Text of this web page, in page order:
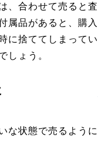
、合わせて売ると
属品があると、購
に捨ててしまって
しょう。
な状態で売るよう